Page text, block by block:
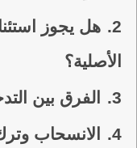
2.
هل يجوز
الأصلية؟
3.
الفرق بين
4.
الانسحاب